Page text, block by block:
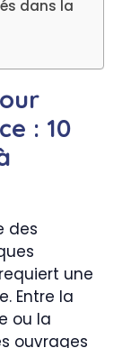
dans la
: 10
des
une
Entre la
ou la
ouvrages